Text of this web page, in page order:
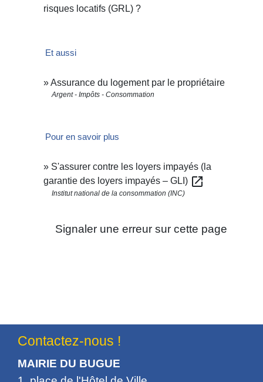
risques locatifs (GRL) ?
Et aussi
Assurance du logement par le propriétaire
Argent - Impôts - Consommation
Pour en savoir plus
S'assurer contre les loyers impayés (la
garantie des loyers impayés – GLI) open_in_new
Institut national de la consommation (INC)
Signaler une erreur sur cette page
Contactez-nous !
MAIRIE DU BUGUE